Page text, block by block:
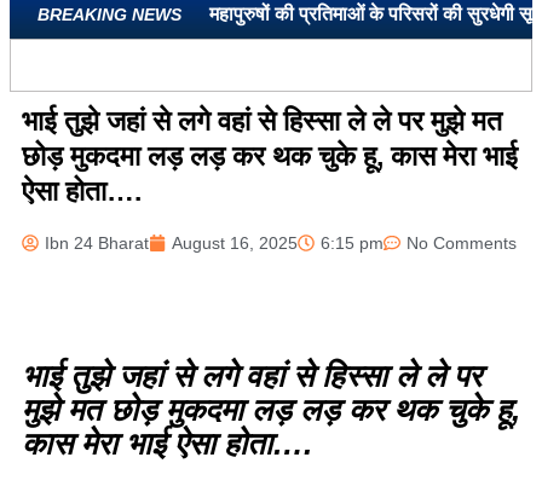
BREAKING NEWS
सभी शहीद स्मारकों और महापुरुषों की प्रतिमाओं के परिसरों की सुरधेगी सूरत:
भाई तुझे जहां से लगे वहां से हिस्सा ले ले पर मुझे मत
छोड़ मुकदमा लड़ लड़ कर थक चुके हू, कास मेरा भाई
ऐसा होता….
Ibn 24 Bharat August 16, 2025 6:15 pm No Comments
भाई तुझे जहां से लगे वहां से हिस्सा ले ले पर
मुझे मत छोड़ मुकदमा लड़ लड़ कर थक चुके हू,
कास मेरा भाई ऐसा होता….